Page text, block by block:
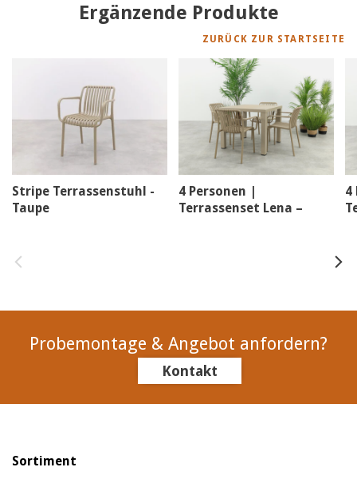
Ergänzende Produkte
ZURÜCK ZUR STARTSEITE
Stripe Terrassenstuhl -
Taupe
4 Personen |
Terrassenset Lena –
4
Probemontage & Angebot anfordern?
Kontakt
Sortiment